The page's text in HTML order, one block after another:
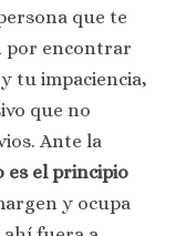
que te
por encontrar
tu impaciencia,
que no
Ante la
es el principio
y ocupa